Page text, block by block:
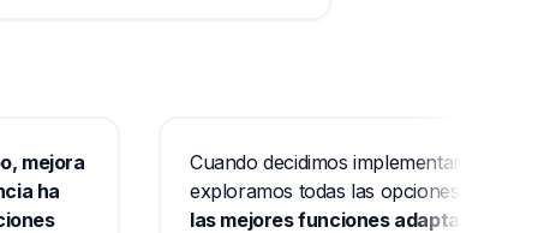
mejora
ha
Cuando decidimos implementar
exploramos todas las opciones.
las mejores funciones